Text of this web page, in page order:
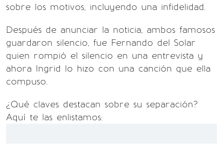
sobre los motivos, incluyendo una infidelidad.
Después de anunciar la noticia, ambos famosos
guardaron silencio, fue Fernando del Solar
quien rompió el silencio en una entrevista y
ahora Ingrid lo hizo con una canción que ella
compuso.
¿Qué claves destacan sobre su separación?
Aquí te las enlistamos: